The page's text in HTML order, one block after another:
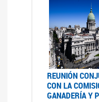
REUNIÓN
CON LA
GANADERÍA Y